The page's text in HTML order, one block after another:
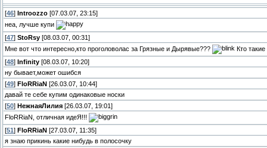
[46] Introozzo [07.03.07, 23:15]
неа, лучше купи
[47] StoRsy [08.03.07, 00:31]
Мне вот что интересно,кто проголоволас за Грязные и Дырявые???
Кто
[48] Infinity [08.03.07, 10:20]
ну бывает,может ошибся
[49] FloRRiaN [26.03.07, 10:44]
давай те себе купим одинаковые носки
[50] НежнаяЛилия [26.03.07, 19:01]
FloRRiaN, отличная идеЯ!!!
[51 ] FloRRiaN [27.03.07, 11:35]
я знаю прикинь какие нибудь в полосочку